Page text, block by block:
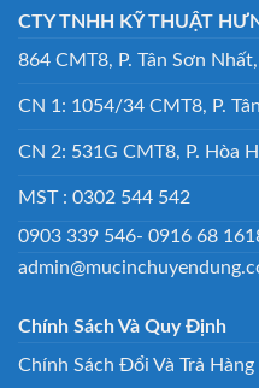
CTY TNHH KỸ THUẬT
864 CMT8, P. Tân Sơn
CN 1: 1054/34 CMT8, P.
CN 2: 531G CMT8, P. Hòa
MST : 0302 544 542
0903 339 546- 0916 68
Chính Sách Và Quy Định
Chính Sách Đổi Và Trả Hàng